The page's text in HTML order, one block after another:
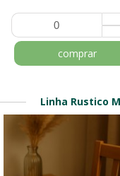
comprar
Linha Rustico